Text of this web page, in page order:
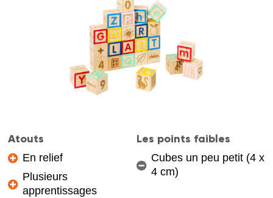
Atouts
En relief
Plusieurs
apprentissages
Les points faibles
Cubes un peu petit (4 x
4 cm)